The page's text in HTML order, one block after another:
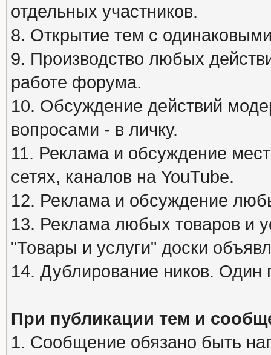
отдельных участников.
8. Открытие тем с
9. Производство любых
работе форума.
10. Обсуждение действий
вопросами - в личку.
11. Реклама и обсуждение
сетях, каналов на YouTube.
12. Реклама и обсуждение
13. Реклама любых товаров и
"Товары и услуги" доски
14. Дублирование ников. Один
При публикации тем и
1. Сообщение обязано быть